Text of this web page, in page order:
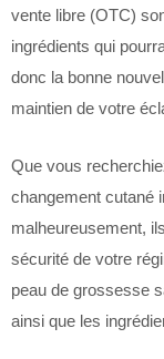
vente libre (OTC)
ingrédients qui
donc la bonne
maintien de votre
Que vous
changement cutané
malheureusement,
sécurité de votre
peau de grossesse
ainsi que les